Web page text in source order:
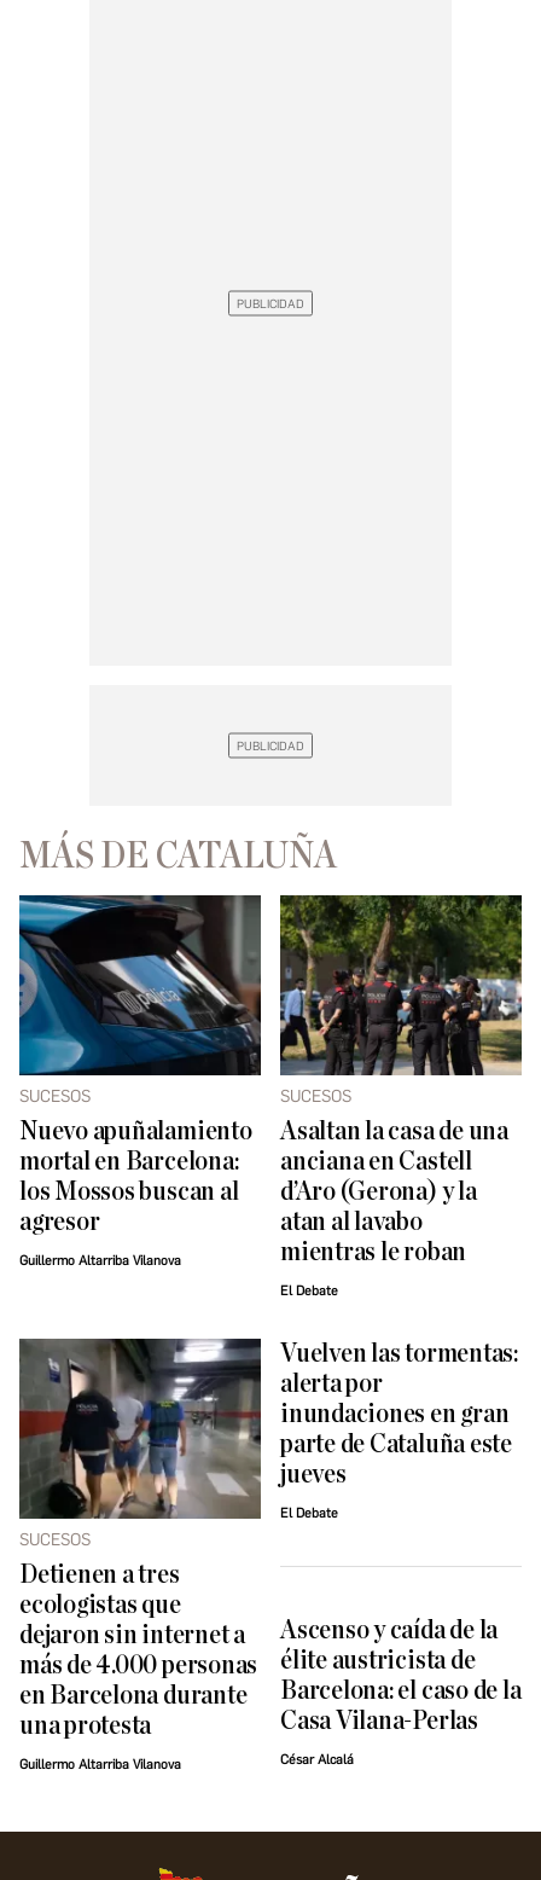
MÁS DE CATALUÑA
SUCESOS
Nuevo apuñalamiento
mortal en Barcelona:
los Mossos buscan al
agresor
Guillermo Altarriba Vilanova
SUCESOS
Asaltan la casa de una
anciana en Castell
d’Aro (Gerona) y la
atan al lavabo
mientras le roban
El Debate
SUCESOS
Detienen a tres
ecologistas que
dejaron sin internet a
más de 4.000 personas
en Barcelona durante
una protesta
Guillermo Altarriba Vilanova
Vuelven las tormentas:
alerta por
inundaciones en gran
parte de Cataluña este
jueves
El Debate
Ascenso y caída de la
élite austricista de
Barcelona: el caso de la
Casa Vilana-Perlas
César Alcalá